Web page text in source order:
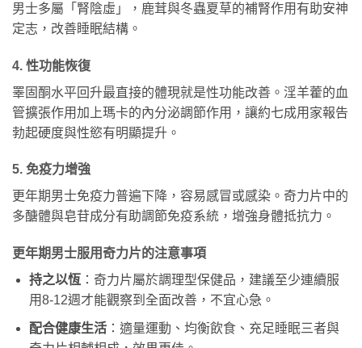
男士多屬「腎陰虛」，鹿茸與冬蟲夏草的補腎作用有助安神
定志，改善睡眠結構。
4. 性功能恢復
睪固酮水平回升最直接的體現就是性功能改善。淫羊藿的血
管擴張作用加上瑪卡的內分泌調節作用，讓約七成用家報告
勃起硬度與性慾有明顯提升。
5. 免疫力增強
更年期男士免疫力普遍下降，容易感冒或感染。奇力片中的
多醣體與皂苷成分有助調節免疫系統，增強身體抵抗力。
更年期男士服用奇力片的注意事項
持之以恆 ：奇力片屬於調理型保健品，建議至少連續服
用8-12週才能觀察到全面改善，不宜心急。
配合健康生活：適量運動、均衡飲食、充足睡眠三者與